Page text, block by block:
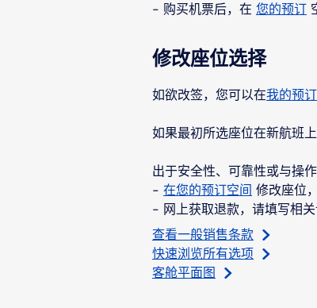
- 购买机票后，在 您的预订
修改座位选择
如欲改签，您可以在我的预订
如果最初所选座位在新航班
出于安全性、可靠性或与操
- 在您的预订空间 修改座位，
- 网上获取退款，请填写相
查看一般销售条款
快速浏览所有选项
客舱平面图